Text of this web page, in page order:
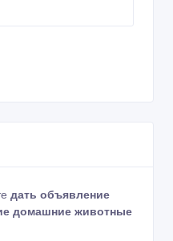
дать объявление
домашние животные